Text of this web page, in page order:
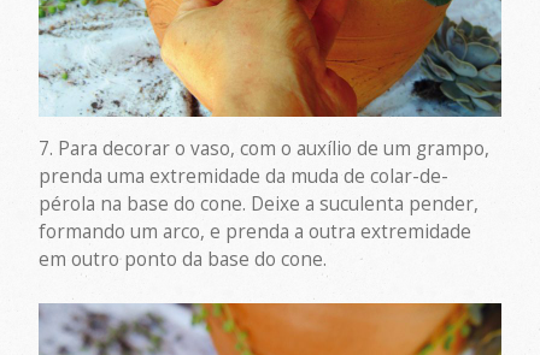
7. Para decorar o vaso, com o auxílio de um grampo,
prenda uma extremidade da muda de colar-de-
pérola na base do cone. Deixe a suculenta pender,
formando um arco, e prenda a outra extremidade
em outro ponto da base do cone.